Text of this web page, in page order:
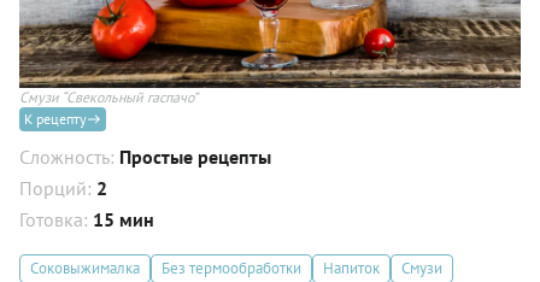
Смузи “Свекольный гаспачо”
К рецепту
Сложность: Простые рецепты
Порций: 2
Готовка: 15 мин
Соковыжималка Без термообработки Напиток
Смузи